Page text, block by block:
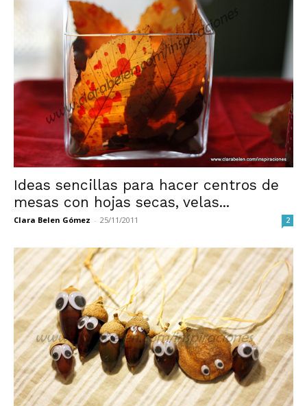
Ideas sencillas para hacer centros de
mesas con hojas secas, velas...
Clara Belen Gómez - 25/11/2011 2